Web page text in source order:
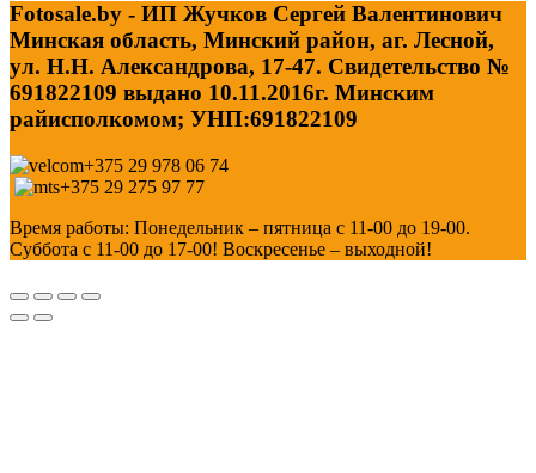
Fotosale.by - ИП Жучков Сергей Валентинович
Минская область, Минский район, аг. Лесной,
ул. Н.Н. Александрова, 17-47. Свидетельство №
691822109 выдано 10.11.2016г. Минским
райисполкомом; УНП:691822109
+375 29 978 06 74
+375 29 275 97 77
Время работы: Понедельник – пятница с 11-00 до 19-00.
Суббота с 11-00 до 17-00! Воскресенье – выходной!